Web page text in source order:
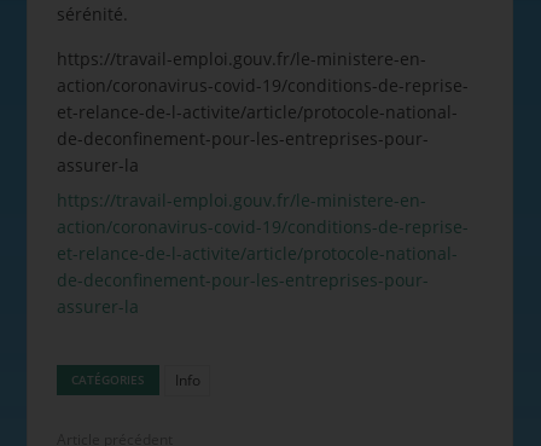
sérénité.
https://travail-emploi.gouv.fr/le-ministere-en-
action/coronavirus-covid-19/conditions-de-reprise-
et-relance-de-l-activite/article/protocole-national-
de-deconfinement-pour-les-entreprises-pour-
assurer-la
https://travail-emploi.gouv.fr/le-ministere-en-
action/coronavirus-covid-19/conditions-de-reprise-
et-relance-de-l-activite/article/protocole-national-
de-deconfinement-pour-les-entreprises-pour-
assurer-la
CATÉGORIES Info